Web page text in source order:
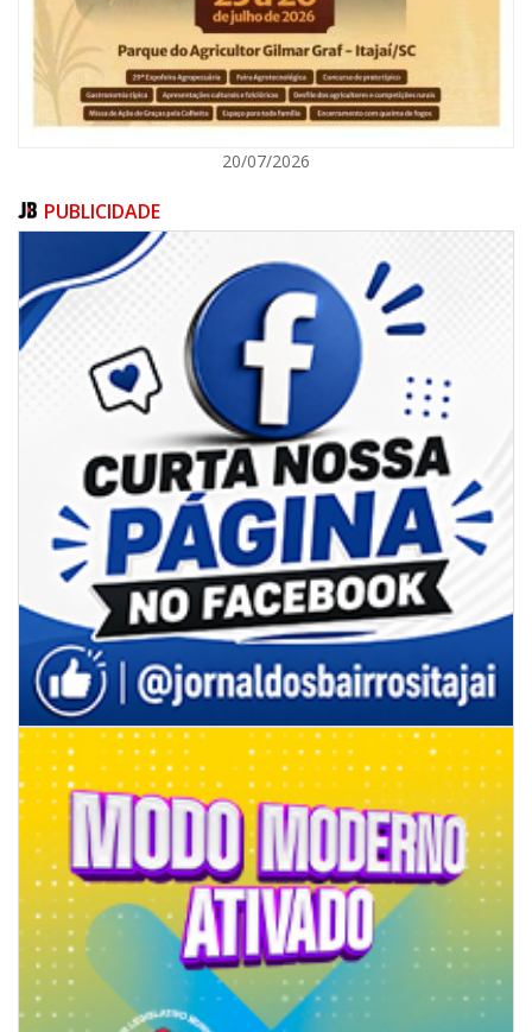
08/08/2026 | 07:00
Limpeza de valas e ribeirões avança no interior de Itajaí
ITAJAÍ
20/07/2026
PUBLICIDADE